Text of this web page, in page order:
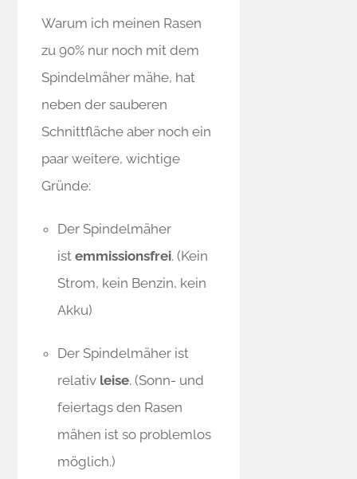
Warum ich meinen Rasen
zu 90% nur noch mit dem
Spindelmäher mähe, hat
neben der sauberen
Schnittfläche aber noch ein
paar weitere, wichtige
Gründe:
Der Spindelmäher
istemmissionsfrei. (Kein
Strom, kein Benzin, kein
Akku)
Der Spindelmäher ist
relativ leise. (Sonn- und
feiertags den Rasen
mähen ist so problemlos
möglich.)